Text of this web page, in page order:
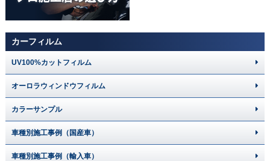
カーフィルム
UV100%カットフィルム
オーロラウィンドウフィルム
カラーサンプル
車種別施工事例（国産車）
車種別施工事例（輸入車）